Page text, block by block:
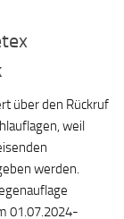
über den Rückruf
weil
werden.
01.07.2024-